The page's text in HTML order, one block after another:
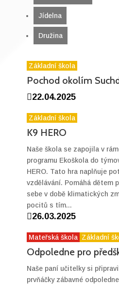
Jídelna
Družina
Základní škola
Pochod okolím
22.04.2025
Základní škola
K9 HERO
Naše škola se zapojila v
programu Ekoškola do
HERO. Tato hra naplňuje
vzdělávání. Pomáhá dětem
sebe v době klimatických
pocitů s tím...
26.03.2025
Mateřská škola Základní
Odpoledne pro
Naše paní učitelky si
prvňáčky zábavné